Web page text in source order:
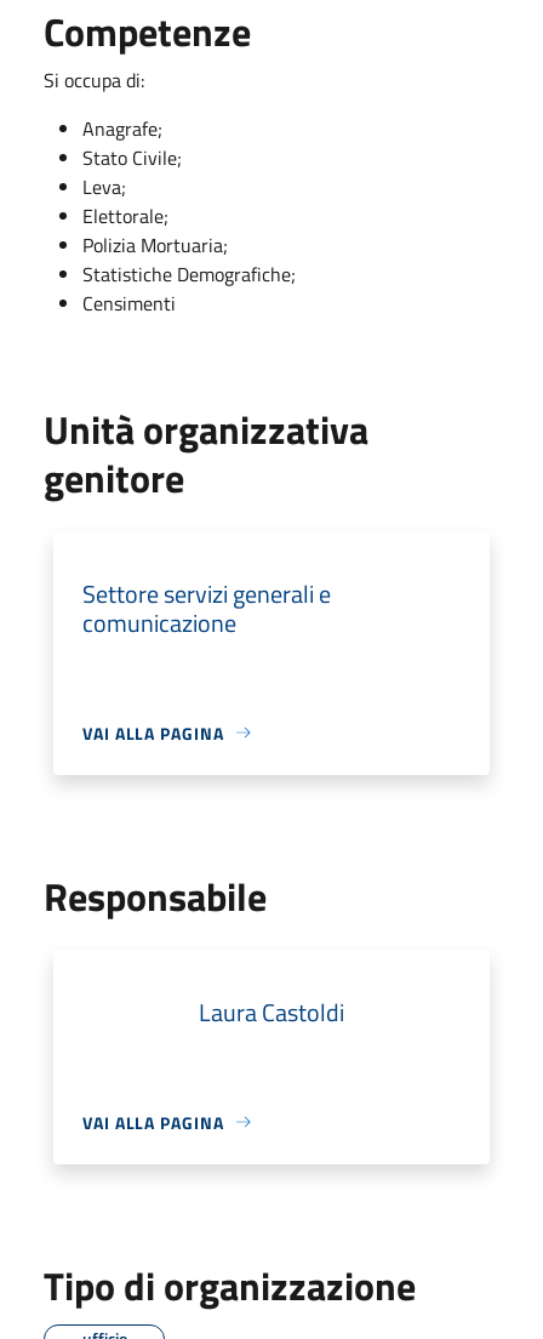
Competenze
Si occupa di:
Anagrafe;
Stato Civile;
Leva;
Elettorale;
Polizia Mortuaria;
Statistiche Demografiche;
Censimenti
Unità organizzativa
genitore
Settore servizi generali e
comunicazione
VAI ALLA PAGINA
Responsabile
Laura Castoldi
VAI ALLA PAGINA
Tipo di organizzazione